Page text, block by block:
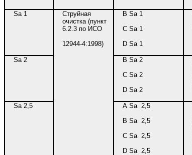
Sa 1
Струйная
очистка (пункт
6.2.3 по ИСО
12944-4:1998)
В Sa 1
С Sa 1
D Sa 1
Sa 2
В Sa 2
С Sa 2
D Sa 2
Sa 2,5
А Sa 2,5
В Sa 2,5
С Sa 2,5
D Sa 2,5